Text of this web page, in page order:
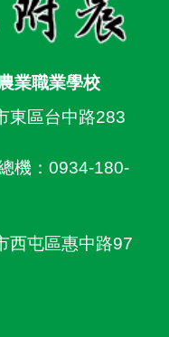
業職業學校
東區台中路283
機：0934-180-
西屯區惠中路97